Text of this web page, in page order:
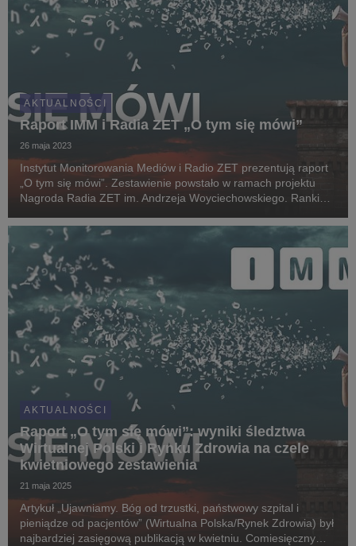
AKTUALNOŚCI
Raport IMM i Radia ZET „O tym się mówi”
26 maja 2023
Instytut Monitorowania Mediów i Radio ZET prezentują raport
„O tym się mówi”. Zestawienie powstało w ramach projektu
Nagroda Radia ZET im. Andrzeja Woyciechowskiego. Ranking
innych mediach.
AKTUALNOŚCI
Raport „O tym się mówi”: wyniki śledztwa
Wirtualnej Polski i Rynku Zdrowia na czele
kwietniowego zestawienia
21 maja 2025
Artykuł „Ujawniamy. Bóg od trzustki, państwowy szpital i
pieniądze od pacjentów” (Wirtualna Polska/Rynek Zdrowia) był
najbardziej zasięgową publikacją w kwietniu. Comiesięczny